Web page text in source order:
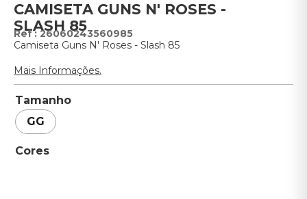
CAMISETA GUNS N' ROSES -
SLASH 85
: 26060243560985
Camiseta Guns N' Roses - Slash 85
Mais Informações.
Tamanho
GG